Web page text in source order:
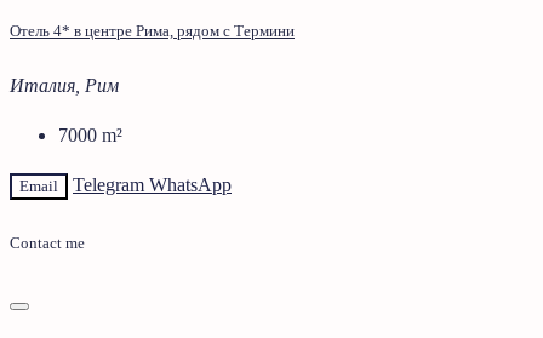
Отель 4* в центре Рима, рядом с Термини
Италия, Рим
7000 m²
Email Telegram WhatsApp
Contact me